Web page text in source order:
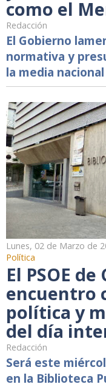
como el
Redacción
El Gobierno
normativa y
la media nacional
Lunes, 02 de Marzo de
Política
El PSOE
encuentro
política y
del día
Redacción
Será este
en la Biblioteca